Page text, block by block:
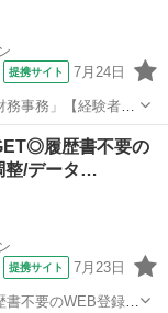
提携サイト 7月24日
務事務」【経験者×
ル活かせる!高！
履歴書不要の
整/データ…
提携サイト 7月23日
書不要のWEB登録